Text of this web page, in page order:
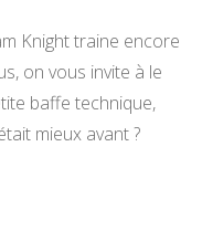
Knight traine encore
on vous invite à le
baffe technique,
mieux avant ?